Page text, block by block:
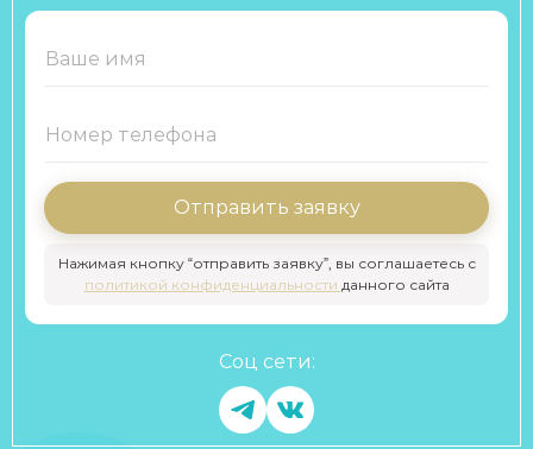
Отправить заявку
Нажимая кнопку “отправить заявку”, вы соглашаетесь с
политикой конфиденциальности данного сайта
Соц сети: